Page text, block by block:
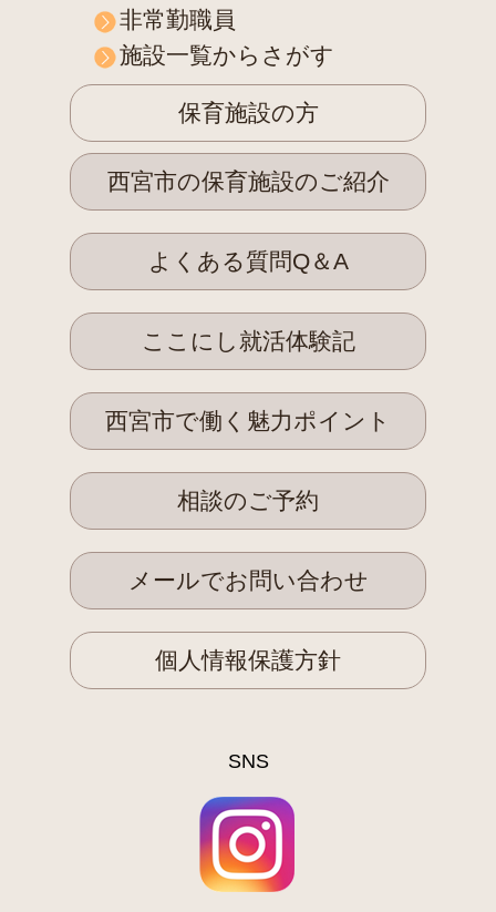
非常勤職員
施設一覧からさがす
保育施設の方
西宮市の保育施設のご紹介
よくある質問Q＆A
ここにし就活体験記
西宮市で働く魅力ポイント
相談のご予約
メールでお問い合わせ
個人情報保護方針
SNS